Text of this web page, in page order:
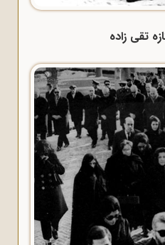
تقی زاده